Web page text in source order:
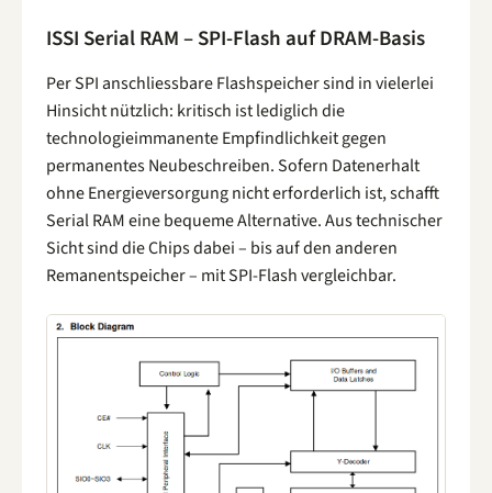
ISSI Serial RAM – SPI-Flash auf DRAM-Basis
Per SPI anschliessbare Flashspeicher sind in vielerlei
Hinsicht nützlich: kritisch ist lediglich die
technologieimmanente Empfindlichkeit gegen
permanentes Neubeschreiben. Sofern Datenerhalt
ohne Energieversorgung nicht erforderlich ist, schafft
Serial RAM eine bequeme Alternative. Aus technischer
Sicht sind die Chips dabei – bis auf den anderen
Remanentspeicher – mit SPI-Flash vergleichbar.